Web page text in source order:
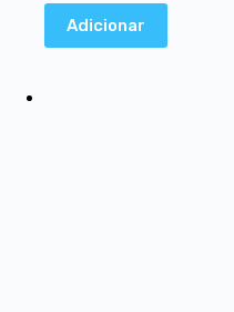
Adicionar